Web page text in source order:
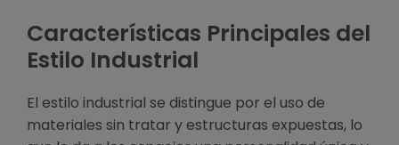
Características Principales del
Estilo Industrial
El estilo industrial se distingue por el uso de
materiales sin tratar y estructuras expuestas, lo